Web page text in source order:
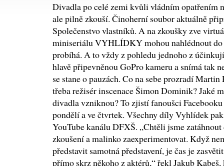
Divadla po celé zemi kvůli vládním opatřením
ale pilně zkouší. Činoherní soubor aktuálně
Společenstvo vlastníků. A na zkoušky zve
miniseriálu VYHLÍDKY mohou nahlédnout do
probíhá. A to vždy z pohledu jednoho z
hlavě připevněnou GoPro kameru a snímá tak
se stane o pauzách. Co na sebe prozradí
třeba režisér inscenace Šimon Dominik? Jaké
divadla vzniknou? To zjistí fanoušci
pondělí a ve čtvrtek. Všechny díly Vyhlídek
YouTube kanálu DFXŠ. „Chtěli jsme
zkoušení a malinko zaexperimentovat. Když
představit samotná představení, je čas je
přímo skrz někoho z aktérů,“ řekl Jakub